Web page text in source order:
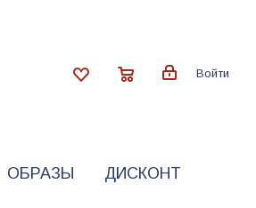
Войти
ОБРАЗЫ ДИСКОНТ